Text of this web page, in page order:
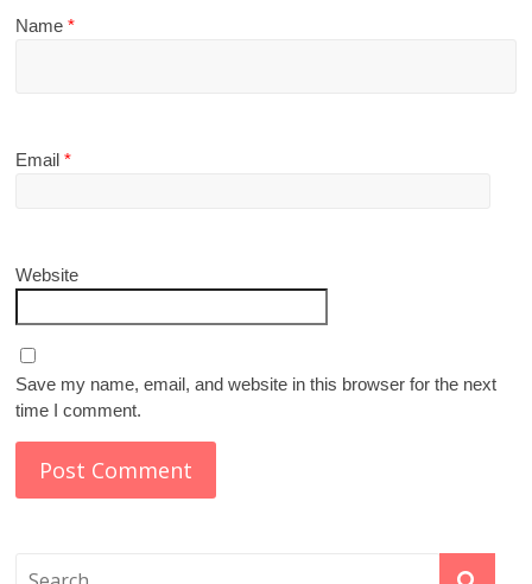
Name*
Email*
Website
Save my name, email, and website in this browser for the next
time I comment.